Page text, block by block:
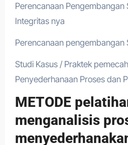
Perencanaan Pengembangan
Integritas nya
Perencanaan pengembangan
Studi Kasus / Praktek
Penyederhanaan Proses dan
METODE
menganalisis